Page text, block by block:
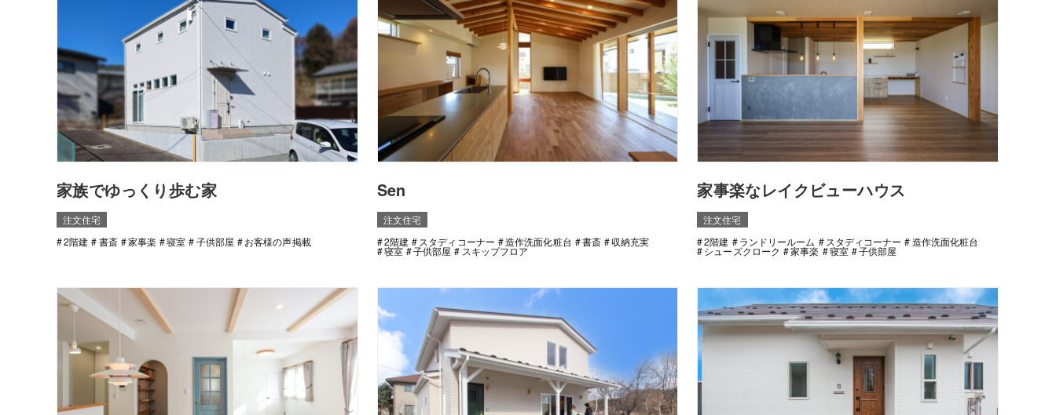
家族でゆっくり歩む家
注文住宅
2階建
書斎 家事楽 寝室 子供部屋 お客様の声掲載
Sen
注文住宅
2階建
スタディコーナー 造作洗面化粧台 書斎 収納充実
寝室 子供部屋 スキップフロア
家事楽なレイクビューハウス
注文住宅
2階建
ランドリールーム スタディコーナー 造作洗面化粧台
シューズクローク 家事楽 寝室 子供部屋